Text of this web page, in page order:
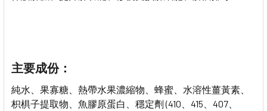
主要成份：
純水、果寡糖、熱帶水果濃縮物、蜂蜜、水溶性薑黃素、
枳椇子提取物、魚膠原蛋白、穩定劑 (410、415、407、